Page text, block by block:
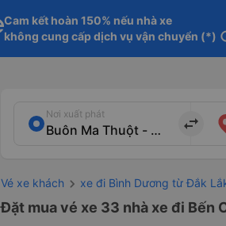
Cam kết hoàn 150% nếu nhà xe
không cung cấp dịch vụ vận chuyển (*)
Nơi xuất phát
import_export
Vé xe khách xe đi Bình Dương từ Đắk
Đặt mua vé xe 33 nhà xe đi Bến